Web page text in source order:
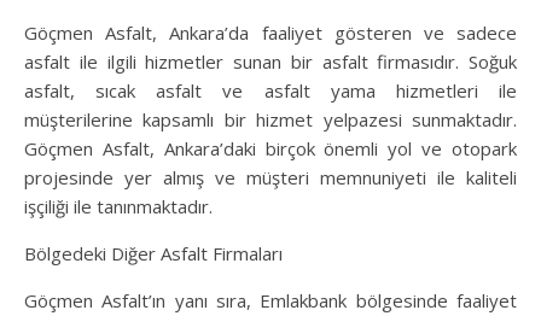
Göçmen Asfalt, Ankara’da faaliyet gösteren ve sadece
asfalt ile ilgili hizmetler sunan bir asfalt firmasıdır. Soğuk
asfalt, sıcak asfalt ve asfalt yama hizmetleri ile
müşterilerine kapsamlı bir hizmet yelpazesi sunmaktadır.
Göçmen Asfalt, Ankara’daki birçok önemli yol ve otopark
projesinde yer almış ve müşteri memnuniyeti ile kaliteli
işçiliği ile tanınmaktadır.
Bölgedeki Diğer Asfalt Firmaları
Göçmen Asfalt’ın yanı sıra, Emlakbank bölgesinde faaliyet